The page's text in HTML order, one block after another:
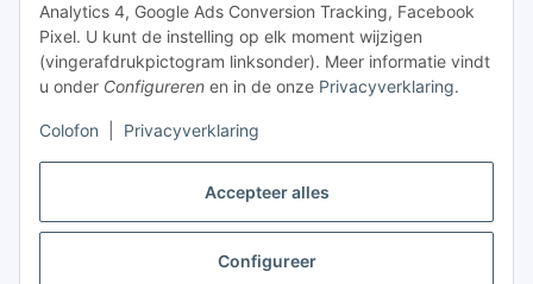
Accepteer alles
Configureer
Analytics 4, Google Ads Conversion Tracking, Facebook
Pixel. U kunt de instelling op elk moment wijzigen
(vingerafdrukpictogram linksonder). Meer informatie vindt
u onder Configureren en in de onze Privacyverklaring.
Colofon Privacyverklaring